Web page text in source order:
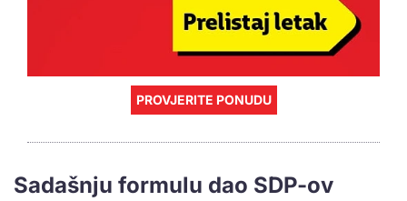
PROVJERITE PONUDU
Sadašnju formulu dao SDP-ov